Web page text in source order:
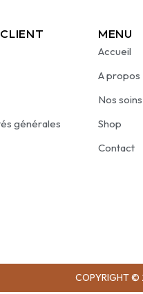
générales
MENU
Accueil
A propos
Nos soins
Shop
Contact
COPYRIGHT ©